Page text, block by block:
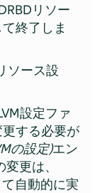
リソー
終了しま
ソース設
設定ファ
する必要が
の設定)エン
更は、
自動的に実